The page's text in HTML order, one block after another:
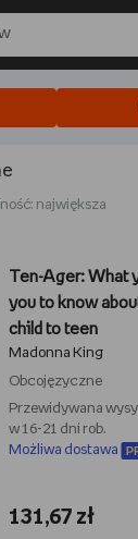
największa
Ten-Ager: What
you to know
child to teen
Madonna King
Obcojęzyczne
Przewidywana
w 16-21 dni rob.
Możliwa dostawa
131,67 zł